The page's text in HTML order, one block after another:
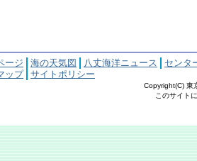
ージ 海の天気図 八丈海洋ニュース
センタ
ップ
サイトポリシー
Copyright(C) 東
トにおける文章・写真の著作権は